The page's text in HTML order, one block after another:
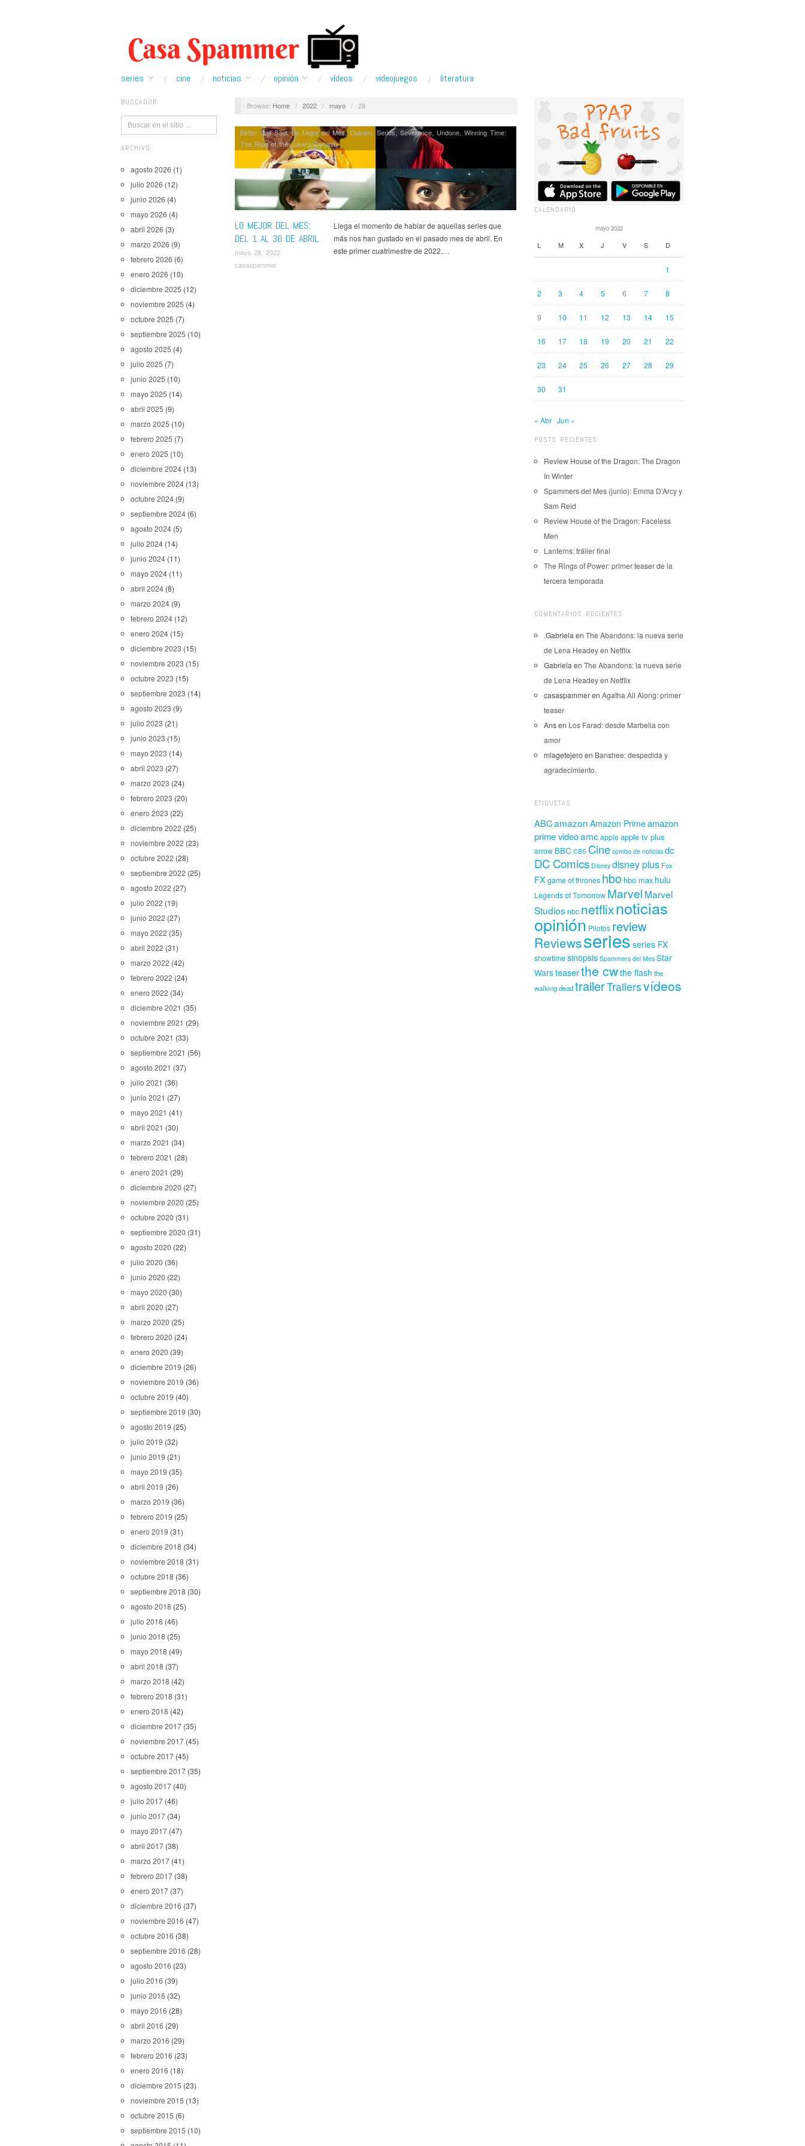
series cine noticias opinión ví­deos videojuegos literatura
BUSCADOR
ARCHIVO
agosto 2026 (1)
julio 2026 (12)
junio 2026 (4)
mayo 2026 (4)
abril 2026 (3)
marzo 2026 (9)
febrero 2026 (6)
enero 2026 (10)
diciembre 2025 (12)
noviembre 2025 (4)
octubre 2025 (7)
septiembre 2025 (10)
agosto 2025 (4)
julio 2025 (7)
junio 2025 (10)
mayo 2025 (14)
abril 2025 (9)
marzo 2025 (10)
febrero 2025 (7)
enero 2025 (10)
diciembre 2024 (13)
noviembre 2024 (13)
octubre 2024 (9)
septiembre 2024 (6)
agosto 2024 (5)
julio 2024 (14)
junio 2024 (11)
mayo 2024 (11)
abril 2024 (8)
marzo 2024 (9)
febrero 2024 (12)
enero 2024 (15)
diciembre 2023 (15)
noviembre 2023 (15)
octubre 2023 (15)
septiembre 2023 (14)
agosto 2023 (9)
julio 2023 (21)
junio 2023 (15)
mayo 2023 (14)
abril 2023 (27)
marzo 2023 (24)
febrero 2023 (20)
enero 2023 (22)
diciembre 2022 (25)
noviembre 2022 (23)
octubre 2022 (28)
septiembre 2022 (25)
agosto 2022 (27)
julio 2022 (19)
junio 2022 (27)
mayo 2022 (35)
abril 2022 (31)
marzo 2022 (42)
febrero 2022 (24)
enero 2022 (34)
diciembre 2021 (35)
noviembre 2021 (29)
octubre 2021 (33)
septiembre 2021 (56)
agosto 2021 (37)
julio 2021 (36)
junio 2021 (27)
mayo 2021 (41)
abril 2021 (30)
marzo 2021 (34)
febrero 2021 (28)
enero 2021 (29)
diciembre 2020 (27)
noviembre 2020 (25)
octubre 2020 (31)
septiembre 2020 (31)
agosto 2020 (22)
julio 2020 (36)
junio 2020 (22)
mayo 2020 (30)
abril 2020 (27)
marzo 2020 (25)
febrero 2020 (24)
enero 2020 (39)
diciembre 2019 (26)
noviembre 2019 (36)
octubre 2019 (40)
septiembre 2019 (30)
agosto 2019 (25)
julio 2019 (32)
junio 2019 (21)
mayo 2019 (35)
abril 2019 (26)
marzo 2019 (36)
febrero 2019 (25)
enero 2019 (31)
diciembre 2018 (34)
noviembre 2018 (31)
octubre 2018 (36)
septiembre 2018 (30)
agosto 2018 (25)
julio 2018 (46)
junio 2018 (25)
mayo 2018 (49)
abril 2018 (37)
marzo 2018 (42)
febrero 2018 (31)
enero 2018 (42)
diciembre 2017 (35)
noviembre 2017 (45)
octubre 2017 (45)
septiembre 2017 (35)
agosto 2017 (40)
julio 2017 (46)
junio 2017 (34)
mayo 2017 (47)
abril 2017 (38)
marzo 2017 (41)
febrero 2017 (38)
enero 2017 (37)
diciembre 2016 (37)
noviembre 2016 (47)
octubre 2016 (38)
septiembre 2016 (28)
agosto 2016 (23)
julio 2016 (39)
junio 2016 (32)
mayo 2016 (28)
abril 2016 (29)
marzo 2016 (29)
febrero 2016 (23)
enero 2016 (18)
diciembre 2015 (23)
noviembre 2015 (13)
octubre 2015 (6)
septiembre 2015 (10)
Browse: Home / 2022 / mayo / 28
LO MEJOR DEL MES:
DEL 1 AL 30 DE ABRIL
mayo 28, 2022
casaspammer
Better Call Saul,Lo Mejor del Mes, Opinión, Series, Severance, Undone, Winning Time:
The Rise of the Lakers Dynasty
Llega el momento de hablar de aquellas series que
más nos han gustado en el pasado mes de abril. En
este primer cuatrimestre de 2022,…
CALENDARIO
mayo 2022
L M X J V S D
1
2 3 4 5 6 7 8
9 10 11 12 13 14 15
16 17 18 19 20 21 22
23 24 25 26 27 28 29
30 31
« Abr Jun »
POSTS RECIENTES
Review House of the Dragon: The Dragon
In Winter
Spammers del Mes (junio): Emma D’Arcy y
Sam Reid
Review House of the Dragon: Faceless
Men
Lanterns: tráiler final
The Rings of Power: primer teaser de la
tercera temporada
COMENTARIOS RECIENTES
.Gabriela en The Abandons: la nueva serie
de Lena Headey en Netflix
Gabriela en The Abandons: la nueva serie
de Lena Headey en Netflix
casaspammeren Agatha All Along: primer
teaser
Ansen Los Farad: desde Marbella con
amor
mlagetejero en Banshee: despedida y
agradecimiento.
ETIQUETAS
ABCamazon Amazon Primeamazon
prime videoamcapple apple tv plus
arrow BBC CBS Cine combo de noticias dc
DC Comics Disney disney plus Fox
FX game of thrones hbo hbo max hulu
Legends of Tomorrow Marvel Marvel
Studios nbc netflixnoticias
opinión Pilotos review
Reviewsseries series FX
showtimesinopsis Spammers del Mes Star
Warsteaserthe cwthe flash the
walking deadtrailerTrailersvídeos